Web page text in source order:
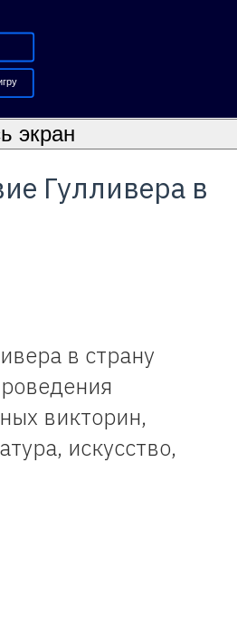
экран
Гулливера в
в страну
викторин,
искусство,